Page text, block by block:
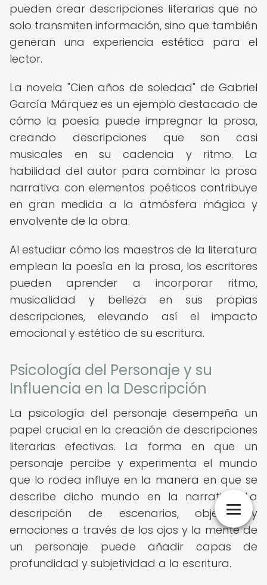
pueden crear descripciones literarias que no
solo transmiten información, sino que también
generan una experiencia estética para el
lector.
La novela "Cien años de soledad" de Gabriel
García Márquez es un ejemplo destacado de
cómo la poesía puede impregnar la prosa,
creando descripciones que son casi
musicales en su cadencia y ritmo. La
habilidad del autor para combinar la prosa
narrativa con elementos poéticos contribuye
en gran medida a la atmósfera mágica y
envolvente de la obra.
Al estudiar cómo los maestros de la literatura
emplean la poesía en la prosa, los escritores
pueden aprender a incorporar ritmo,
musicalidad y belleza en sus propias
descripciones, elevando así el impacto
emocional y estético de su escritura.
Psicología del Personaje y su
Influencia en la Descripción
La psicología del personaje desempeña un
papel crucial en la creación de descripciones
literarias efectivas. La forma en que un
personaje percibe y experimenta el mundo
que lo rodea influye en la manera en que se
describe dicho mundo en la narrativa. La
descripción de escenarios, objetos y
emociones a través de los ojos y la mente de
un personaje puede añadir capas de
profundidad y subjetividad a la escritura.